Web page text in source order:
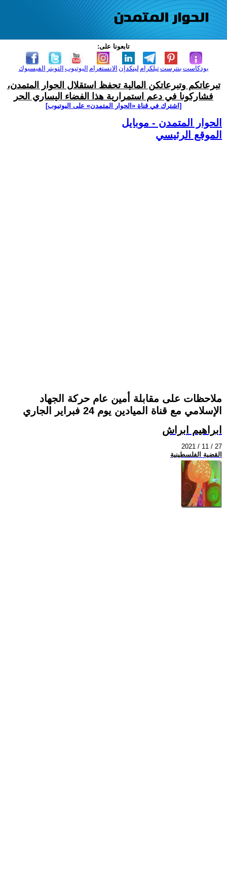
تابعونا على:
الفيسبوك التويتر اليوتيوب الانستغرام لينكدإن تيلكرامبنترست بودكاست
تبرعاتكم وتبرعاتكن المالية تحفظ استقلال الحوار المتمدن،
فشاركونا في دعم استمرارية هذا الفضاء اليساري الحر
[اشترك في قناة ‫«الحوار المتمدن» على اليوتيوب]
الحوار المتمدن - موبايل
الموقع الرئيسي
ملاحظات على مقابلة أمين عام حركة الجهاد
الإسلامي مع قناة الميادين يوم 24 فبراير الجاري
ابراهيم ابراش
2021 / 11 / 27
القضية الفلسطينية